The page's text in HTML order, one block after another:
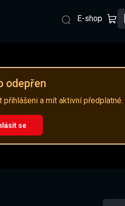
E-shop
odepřen
a mít aktivní předplatné.
se